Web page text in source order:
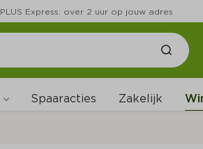
PLUS Express: over 2 uur op jouw adres
Spaaracties Zakelijk